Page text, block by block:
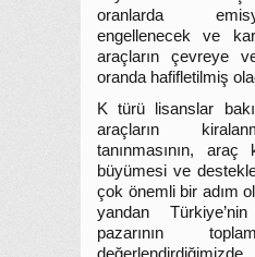
oranlarda
engellenecek ve
araçların çevreye
oranda hafifletilmiş
K türü lisanslar
araçların
tanınmasının, araç
büyümesi ve
çok önemli bir adım
yandan
pazarının